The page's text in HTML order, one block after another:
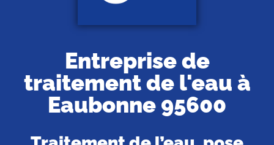
Entreprise de
traitement de l'eau à
Eaubonne 95600